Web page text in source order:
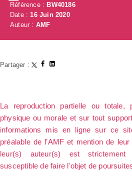
Référence : BW40186
Date :16 Juin 2020
Auteur : AMF
Partager :
La reproduction partielle ou totale,
physique ou morale et sur tout
informations mis en ligne sur ce
préalable de l'AMF et mention de
leur(s) auteur(s) est
susceptible de faire l'objet de